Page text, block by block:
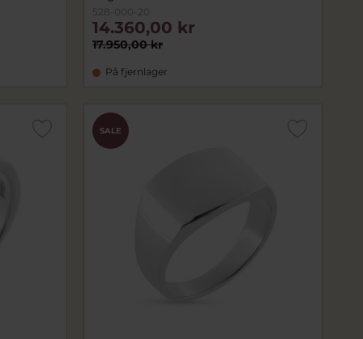
528-000-20
17.950,00 kr
14.360,00 kr
På fjernlager
SALE